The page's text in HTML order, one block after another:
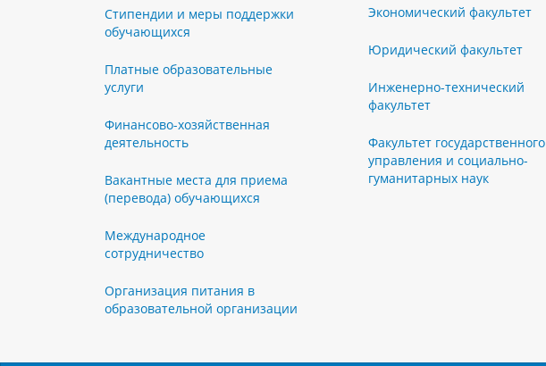
Стипендии и меры поддержки
обучающихся
Платные образовательные
услуги
Финансово-хозяйственная
деятельность
Вакантные места для приема
(перевода) обучающихся
Международное
сотрудничество
Организация питания в
образовательной организации
Экономический факультет
Юридический факультет
Инженерно-технический
факультет
Факультет государственного
управления и социально-
гуманитарных наук